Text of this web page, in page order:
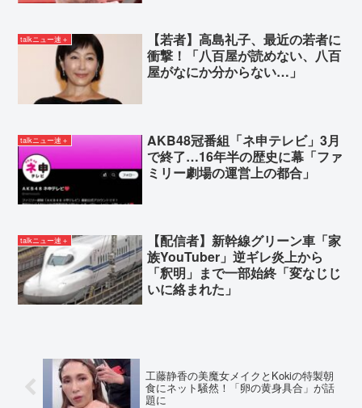
talkニュー速＋
【若者】高島礼子、最近の若者に
衝撃！「八百屋が読めない、八百
屋がなにか分からない…」
talkニュー速＋
AKB48冠番組「ネ申テレビ」3月
で終了…16年半の歴史に幕「ファ
ミリー劇場の運営上の都合」
talkニュー速＋
【配信者】新幹線グリーン車「家
族YouTuber」逆ギレ炎上から
「釈明」まで一部始終「変なじじ
いに絡まれた」
工藤静香の美魔女メイクとKokiの特製朝
食にネット騒然！「卵の黄身具合」が話
題に